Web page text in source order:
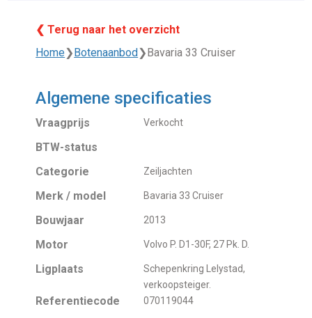
❮ Terug naar het overzicht
Home❯Botenaanbod❯Bavaria 33 Cruiser
Algemene specificaties
Vraagprijs Verkocht
BTW-status
Categorie
Zeiljachten
Merk / model Bavaria 33 Cruiser
Bouwjaar 2013
Motor Volvo P. D1-30F, 27 Pk. D.
Ligplaats
Schepenkring Lelystad,
verkoopsteiger.
Referentiecode 070119044